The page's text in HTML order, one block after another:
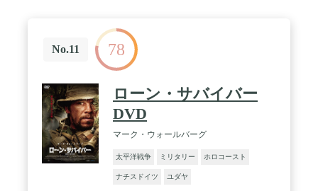
No.11 78
ローン・サバイバー
DVD
マーク・ウォールバーグ
太平洋戦争 ミリタリー ホロコースト
ナチスドイツ ユダヤ